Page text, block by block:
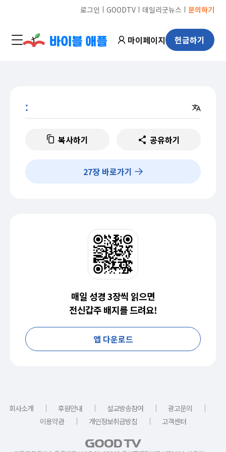
로그인 ㅣ GOODTVㅣ 데일리굿뉴스 ㅣ 문의하기
마이페이지 헌금하기
:
복사하기 공유하기
27장 바로가기
매일 성경 3장씩 읽으면
전신갑주 배지를 드려요!
앱 다운로드
회사소개 ｜ 후원안내 ｜ 설교방송참여 ｜ 광고문의
｜
이용약관
｜ 개인정보취급방침 ｜ 고객센터